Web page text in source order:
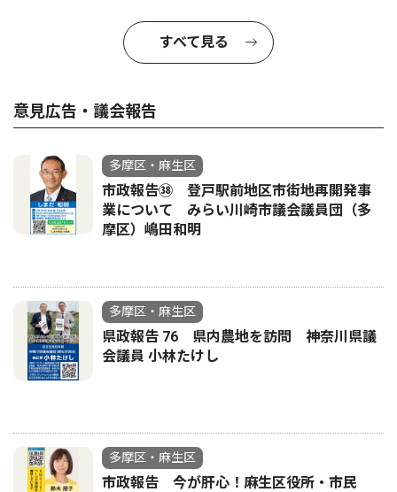
すべて見る
意見広告・議会報告
多摩区・麻生区
市政報告㊳ 登戸駅前地区市街地再開発事
業について みらい川崎市議会議員団（多
摩区）嶋田和明
多摩区・麻生区
県政報告 76 県内農地を訪問 神奈川県議
会議員 小林たけし
多摩区・麻生区
市政報告 今が肝心！麻生区役所・市民